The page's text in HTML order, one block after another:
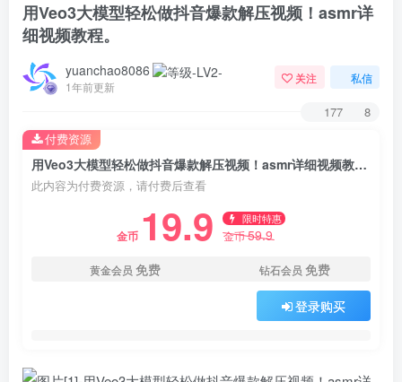
用Veo3大模型轻松做抖音爆款解压视频！asmr详
细视频教程。
yuanchao8086
1年前更新
关注 私信
177 8
用Veo3大模型轻松做抖音爆款解压视频！asmr详细视频教程。
此内容为付费资源，请付费后查看
金币 19.9 限时特惠
金币59.9
黄金会员 免费 钻石会员 免费
登录购买
付费资源